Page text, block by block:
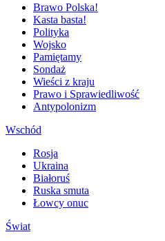
Brawo Polska!
Kasta basta!
Polityka
Wojsko
Pamiętamy
Sondaż
Wieści z kraju
Prawo i Sprawiedliwość
Antypolonizm
Wschód
Rosja
Ukraina
Białoruś
Ruska smuta
Łowcy onuc
Świat